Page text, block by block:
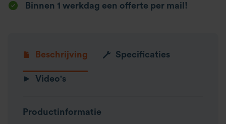
Binnen 1 werkdag een offerte per mail!
Beschrijving Specificaties
Video's
Productinformatie